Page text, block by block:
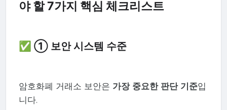
야 할 7가지 핵심 체크리스트
✅ ① 보안 시스템 수준
암호화폐 거래소 보안은 가장 중요한 판단 기준입
니다.